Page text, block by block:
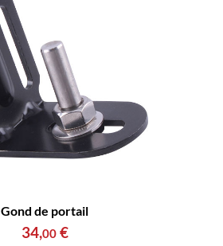
Gond de portail
34,00 €